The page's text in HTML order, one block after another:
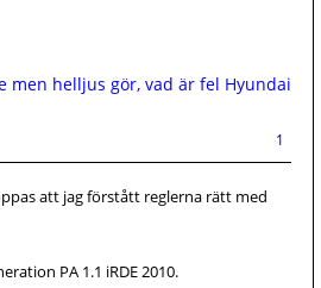
men helljus gör, vad är fel Hyundai
1
att jag förstått reglerna rätt med
PA 1.1 iRDE 2010.